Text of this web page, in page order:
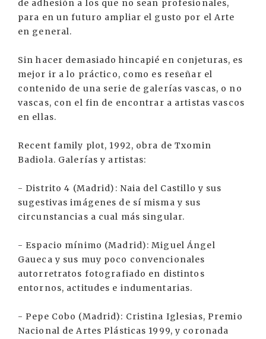
de adhesión a los que no sean profesionales,
para en un futuro ampliar el gusto por el Arte
en general.
Sin hacer demasiado hincapié en conjeturas, es
mejor ir a lo práctico, como es reseñar el
contenido de una serie de galerías vascas, o no
vascas, con el fin de encontrar a artistas vascos
en ellas.
Recent family plot, 1992, obra de Txomin
Badiola. Galerías y artistas:
- Distrito 4 (Madrid): Naia del Castillo y sus
sugestivas imágenes de sí misma y sus
circunstancias a cual más singular.
- Espacio mínimo (Madrid): Miguel Ángel
Gaueca y sus muy poco convencionales
autorretratos fotografiado en distintos
entornos, actitudes e indumentarias.
- Pepe Cobo (Madrid): Cristina Iglesias, Premio
Nacional de Artes Plásticas 1999, y coronada